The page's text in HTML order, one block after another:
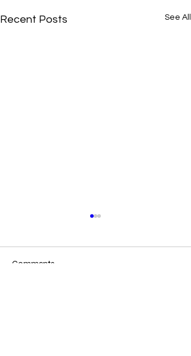
Recent Posts See All
Comments